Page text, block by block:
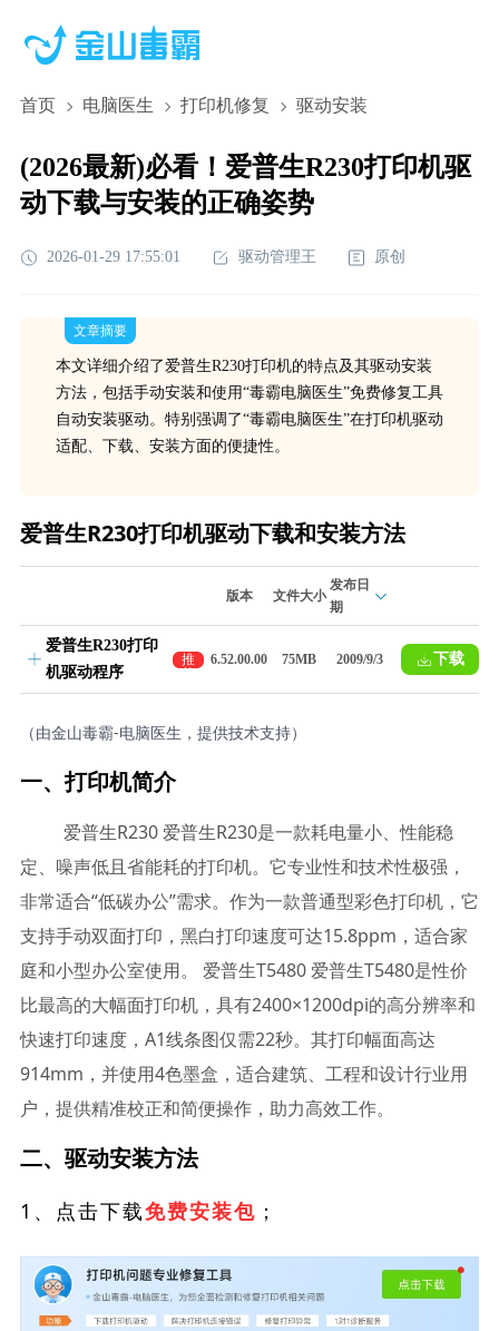
首页 电脑医生 打印机修复 驱动安装
(2026最新)必看！爱普生R230打印机驱
动下载与安装的正确姿势
2026-01-29 17:55:01 驱动管理王 原创
文章摘要
本文详细介绍了爱普生R230打印机的特点及其驱动安装
方法，包括手动安装和使用“毒霸电脑医生”免费修复工具
自动安装驱动。特别强调了“毒霸电脑医生”在打印机驱动
适配、下载、安装方面的便捷性。
爱普生R230打印机驱动下载和安装方法
版本 文件大小
发布日
期
爱普生R230打印
机驱动程序
推
荐
6.52.00.00 75MB 2009/9/3 下载
（由金山毒霸-电脑医生，提供技术支持）
一、打印机简介
爱普生R230 爱普生R230是一款耗电量小、性能稳
定、噪声低且省能耗的打印机。它专业性和技术性极强，
非常适合“低碳办公”需求。作为一款普通型彩色打印机，它
支持手动双面打印，黑白打印速度可达15.8ppm，适合家
庭和小型办公室使用。 爱普生T5480 爱普生T5480是性价
比最高的大幅面打印机，具有2400×1200dpi的高分辨率和
快速打印速度，A1线条图仅需22秒。其打印幅面高达
914mm，并使用4色墨盒，适合建筑、工程和设计行业用
户，提供精准校正和简便操作，助力高效工作。
二、驱动安装方法
1、点击下载免费安装包 ；